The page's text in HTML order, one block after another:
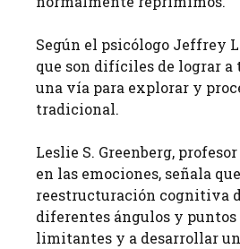
Según el psicólogo Jeffrey
que son difíciles de lograr a
una vía para explorar y
tradicional.
Leslie S. Greenberg,
en las emociones, señala
reestructuración cognitiva
diferentes ángulos y puntos
limitantes y a desarrollar